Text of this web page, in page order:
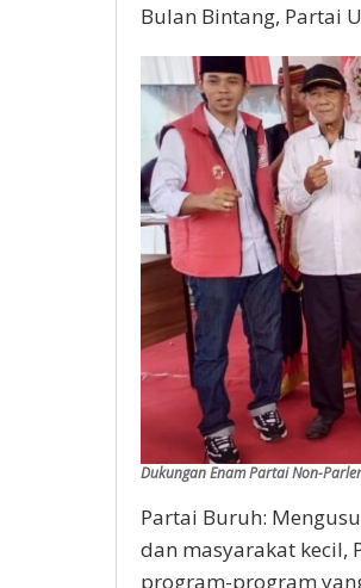
Bulan Bintang, Partai
Dukungan Enam Partai Non-
Partai Buruh:
dan masyarakat kecil,
program-program